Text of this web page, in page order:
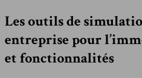
Les outils de
entreprise pour
et fonctionnalités